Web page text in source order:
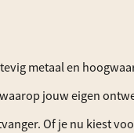
metaal en
jouw eigen
Of je nu kiest